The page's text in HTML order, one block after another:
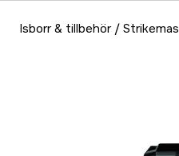
Isborr & tillbehör/